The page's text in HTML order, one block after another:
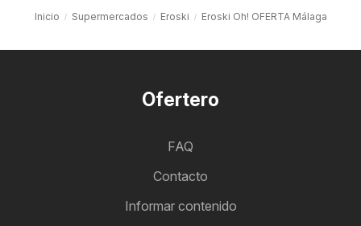
Inicio Supermercados Eroski Eroski Oh! OFERTA Málaga
Ofertero
FAQ
Contacto
Informar contenido